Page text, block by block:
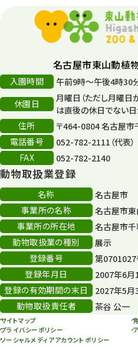
名古屋市東山動植
入園時間
午前9時～午後4時30
休園日
月曜日（ただし月曜
は直後の休日でない
住所
〒464-0804 名古屋
電話番号
052-782-2111（代表）
FAX
052-782-2140
動物取扱業登録
名称
名古屋市
事業所の名称
名古屋市
事業所の所在地
名古屋市
動物取扱業の種別
展示
登録番号
第0701027
登録年月日
2007年6月
登録の有効期間の末日
2027年5月
動物取扱責任者
茶谷 公一
サイトマップ
プライバシーポリシー
ソーシャルメディアアカウントポリシー